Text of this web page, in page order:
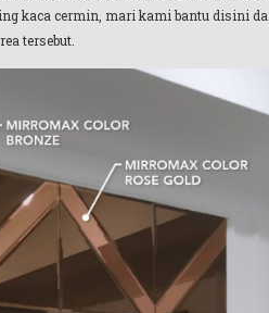
kaca cermin, mari kami bantu disini
tersebut.